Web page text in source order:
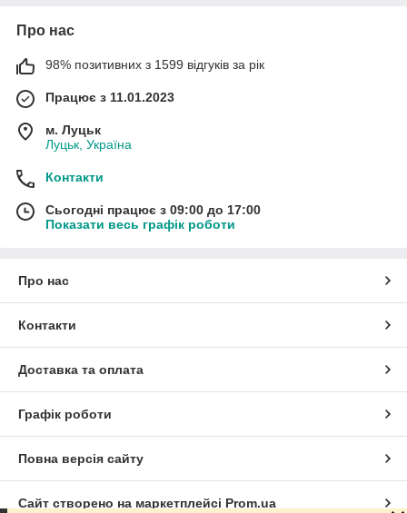
Про нас
98% позитивних з 1599 відгуків за рік
Працює з 11.01.2023
м. Луцьк
Луцьк, Україна
Контакти
Сьогодні працює з 09:00 до 17:00
Показати весь графік роботи
Про нас
Контакти
Доставка та оплата
Графік роботи
Повна версія сайту
Сайт створено на маркетплейсі Prom.ua